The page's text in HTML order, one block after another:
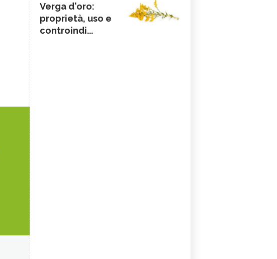
Verga d'oro:
proprietà, uso e
controindi...